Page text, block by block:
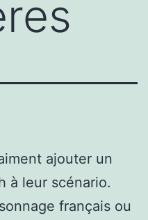
ajouter un
à leur scénario.
français ou